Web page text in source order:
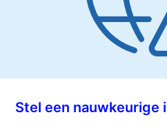
Stel een nauwkeurige